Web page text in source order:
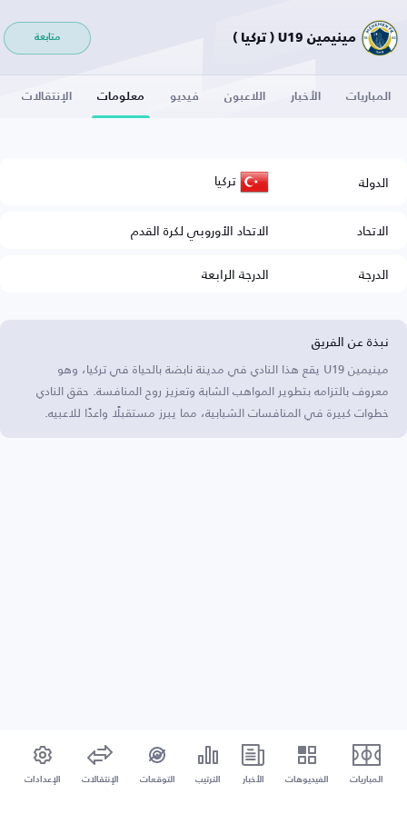
مينيمين U19 ( تركيا ) متابعة
المباريات الأخبار اللاعبون فيديو معلومات الإنتقالات
الدولة تركيا
الاتحاد
الاتحاد الأوروبي لكرة القدم
الدرجة
الدرجة الرابعة
نبذة عن الفريق
مينيمين U19 يقع هذا النادي في مدينة نابضة بالحياة في تركيا، وهو
معروف بالتزامه بتطوير المواهب الشابة وتعزيز روح المنافسة. حقق النادي
خطوات كبيرة في المنافسات الشبابية، مما يبرز مستقبلًا واعدًا للاعبيه.
المباريات الفيديوهات الأخبار الترتيب التوقعات الإنتقالات الإعدادات